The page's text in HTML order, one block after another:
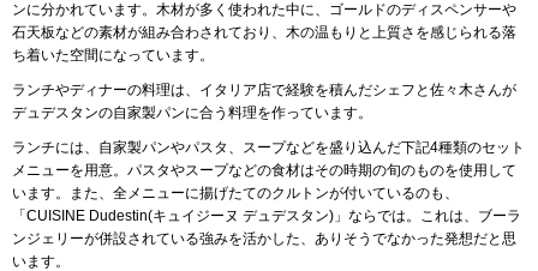
ンに分かれています。木材が多く使われた中に、ゴールドのディスペンサーや
石天板などの素材が組み合わされており、木の温もりと上質さを感じられる落
ち着いた空間になっています。
ランチやディナーの料理は、イタリア店で経験を積んだシェフと佐々木さんが
デュデスタンの自家製パンに合う料理を作っています。
ランチには、自家製パンやパスタ、スープなどを盛り込んだ下記4種類のセット
メニューを用意。パスタやスープなどの食材はその時期の旬のものを使用して
います。また、全メニューに揚げたてのクルトンが付いているのも、
「CUISINE Dudestin(キュイジーヌ デュデスタン)」ならでは。これは、ブーラ
ンジェリーが併設されている強みを活かした、ありそうでなかった発想だと思
います。